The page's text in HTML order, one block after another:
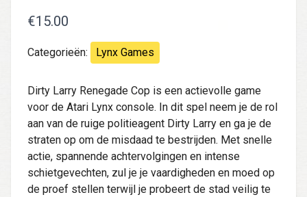
€15.00
Categorieën: Lynx Games
Dirty Larry Renegade Cop is een actievolle game
voor de Atari Lynx console. In dit spel neem je de rol
aan van de ruige politieagent Dirty Larry en ga je de
straten op om de misdaad te bestrijden. Met snelle
actie, spannende achtervolgingen en intense
schietgevechten, zul je je vaardigheden en moed op
de proef stellen terwijl je probeert de stad veilig te